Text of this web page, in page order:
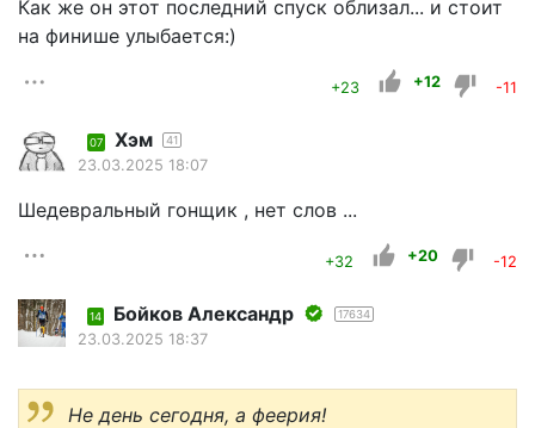
Как же он этот последний спуск облизал... и стоит
на финише улыбается:)
+23 +12 -11
07 Хэм 41
23.03.2025 18:07
Шедевральный гонщик , нет слов ...
+32 +20 -12
14 Бойков Александр 17634
23.03.2025 18:37
Не день сегодня, а феерия!